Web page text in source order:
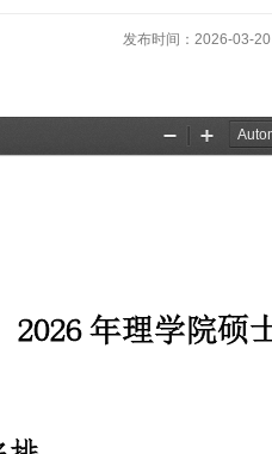
发布时间：2026-03-20